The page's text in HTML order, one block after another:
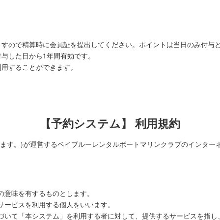
ので精算時に会員証を提出してください。ポイントは当日のみ付与
した日から1年間有効です。
することができます。
【予約システム】 利用規約
す。)が運営するベイブルーレンタルボートマリンクラブのインター
味を有するものとします。
ビスを利用する個人をいいます。
て「本システム」を利用する者に対して、提供するサービスを指